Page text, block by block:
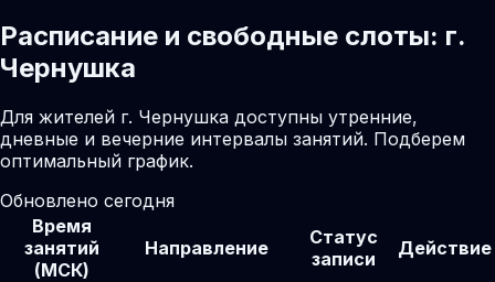
Расписание и свободные слоты: г.
Чернушка
Для жителей г. Чернушка доступны утренние,
дневные и вечерние интервалы занятий. Подберем
оптимальный график.
Обновлено сегодня
Время
занятий
(МСК)
Направление
Статус
записи
Действие